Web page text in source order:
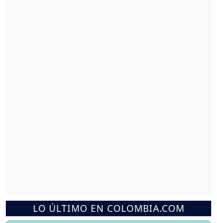
LO ÚLTIMO EN COLOMBIA.COM